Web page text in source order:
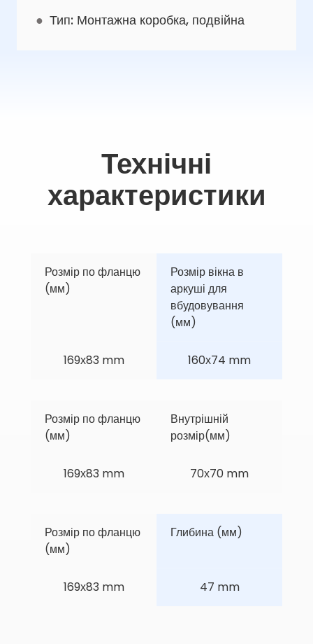
● Тип: Монтажна коробка, подвійна
Технічні
характеристики
Розмір по фланцю
(мм)
Розмір вікна в
аркуші для
вбудовування
(мм)
169х83 mm 160х74 mm
Розмір по фланцю
(мм)
Внутрішній
розмір(мм)
169х83 mm 70х70 mm
Розмір по фланцю
(мм)
Глибина (мм)
169х83 mm 47 mm